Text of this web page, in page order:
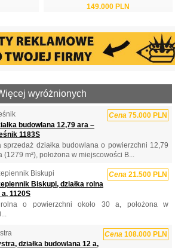
149.000 PLN
wyróżnionych
Cena 75.000 PLN
budowlana 12,79 ara –
1183S
sprzedaż działka budowlana o powierzchni 12,79
(1279 m²), położona w miejscowości B...
Biskupi Cena 21.500 PLN
Biskupi, działka rolna
a, 1120S
o powierzchni około 30 a, położona w
Cena 108.000 PLN
działka budowlana 12 a,